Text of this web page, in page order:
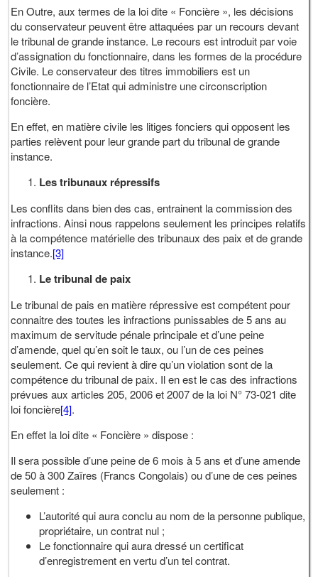
En Outre, aux termes de la loi dite « Foncière », les décisions
du conservateur peuvent être attaquées par un recours devant
le tribunal de grande instance. Le recours est introduit par voie
d’assignation du fonctionnaire, dans les formes de la procédure
Civile. Le conservateur des titres immobiliers est un
fonctionnaire de l’Etat qui administre une circonscription
foncière.
En effet, en matière civile les litiges fonciers qui opposent les
parties relèvent pour leur grande part du tribunal de grande
instance.
Les tribunaux répressifs
Les conflits dans bien des cas, entrainent la commission des
infractions. Ainsi nous rappelons seulement les principes relatifs
à la compétence matérielle des tribunaux des paix et de grande
instance.[3]
Le tribunal de paix
Le tribunal de pais en matière répressive est compétent pour
connaitre des toutes les infractions punissables de 5 ans au
maximum de servitude pénale principale et d’une peine
d’amende, quel qu’en soit le taux, ou l’un de ces peines
seulement. Ce qui revient à dire qu’un violation sont de la
compétence du tribunal de paix. Il en est le cas des infractions
prévues aux articles 205, 2006 et 2007 de la loi N° 73-021 dite
loi foncière[4].
En effet la loi dite « Foncière » dispose :
Il sera possible d’une peine de 6 mois à 5 ans et d’une amende
de 50 à 300 Zaïres (Francs Congolais) ou d’une de ces peines
seulement :
L’autorité qui aura conclu au nom de la personne publique,
propriétaire, un contrat nul ;
Le fonctionnaire qui aura dressé un certificat
d’enregistrement en vertu d’un tel contrat.